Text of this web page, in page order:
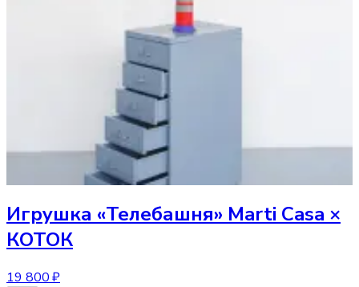
Игрушка «Телебашня» Marti Casa ×
КОТОК
19 800 ₽